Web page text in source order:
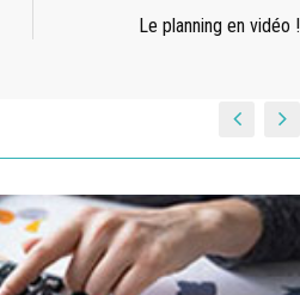
Le planning en vidéo !